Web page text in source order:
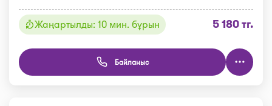
Жаңартылды: 10 мин. бұрын 5 180 тг.
Байланыс